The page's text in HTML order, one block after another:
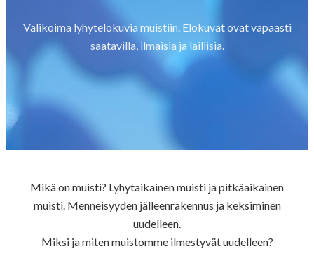
Valikoima lyhytelokuvia muistiin. Elokuvat ovat vapaasti
saatavilla, ilmaisia ​​ja laillisia.
Mikä on muisti? Lyhytaikainen muisti ja pitkäaikainen
muisti. Menneisyyden jälleenrakennus ja keksiminen
uudelleen.
Miksi ja miten muistomme ilmestyvät uudelleen?